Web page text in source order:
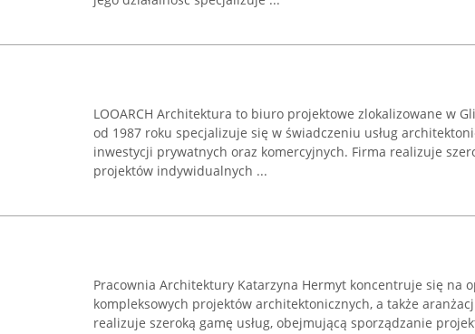
LOOARCH Architektura to biuro projektowe zlokalizowane w
od 1987 roku specjalizuje się w świadczeniu usług
inwestycji prywatnych oraz komercyjnych. Firma realizuje
projektów indywidualnych ...
Pracownia Architektury Katarzyna Hermyt koncentruje się na
kompleksowych projektów architektonicznych, a także
realizuje szeroką gamę usług, obejmującą sporządzanie